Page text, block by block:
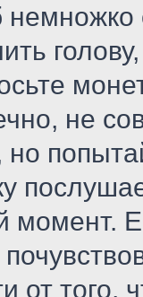
немножко
не
момент.
от того,